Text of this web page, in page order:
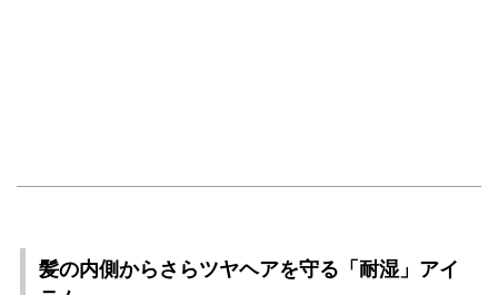
髪の内側からさらツヤヘアを守る「耐湿」アイ